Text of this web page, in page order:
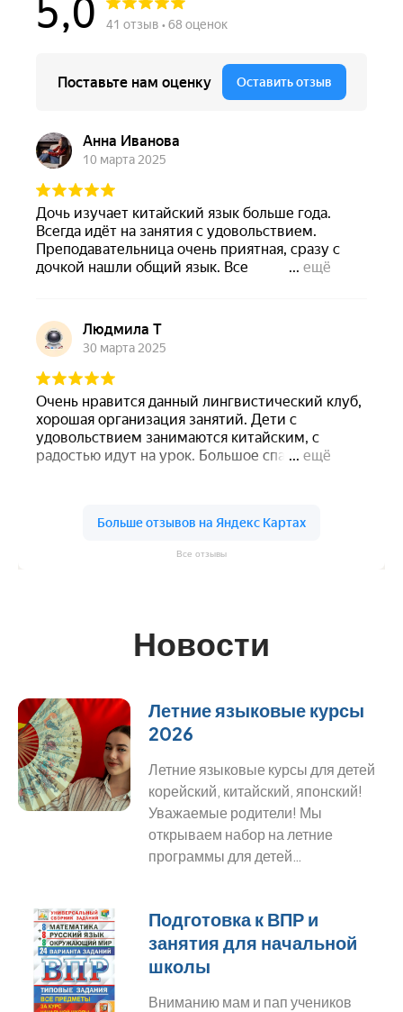
Все отзывы
Новости
Летние языковые курсы
2026
Летние языковые курсы для детей
корейский, китайский, японский!
Уважаемые родители! Мы
открываем набор на летние
программы для детей…
Подготовка к ВПР и
занятия для начальной
школы
Вниманию мам и пап учеников